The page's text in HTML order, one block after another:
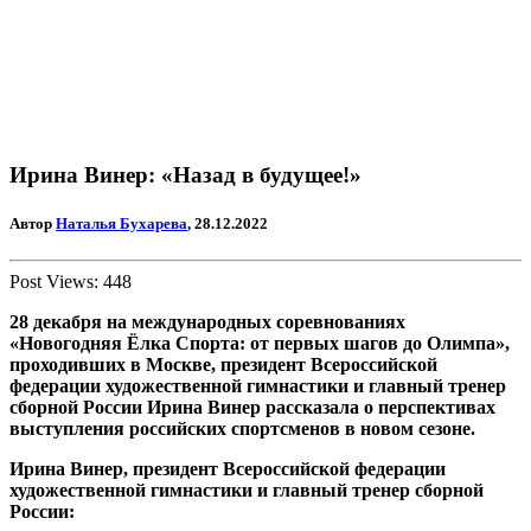
Ирина Винер: «Назад в будущее!»
Автор Наталья Бухарева, 28.12.2022
Post Views: 448
28 декабря на международных соревнованиях
«Новогодняя Ёлка Спорта: от первых шагов до Олимпа»,
проходивших в Москве, президент Всероссийской
федерации художественной гимнастики и главный тренер
сборной России Ирина Винер рассказала о перспективах
выступления российских спортсменов в новом сезоне.
Ирина Винер, президент Всероссийской федерации
художественной гимнастики и главный тренер сборной
России: